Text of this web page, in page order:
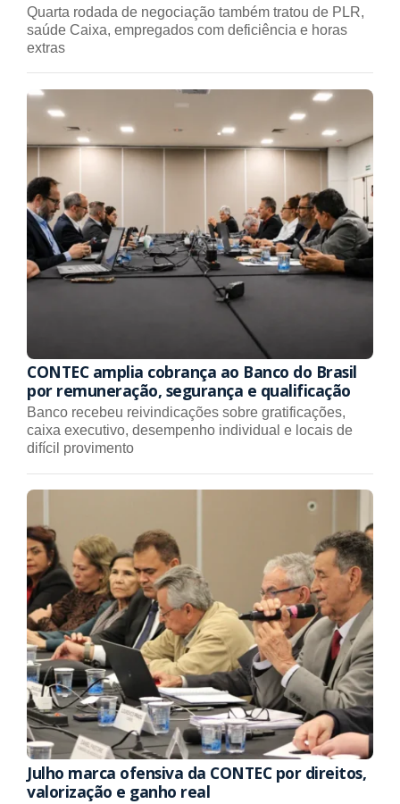
Quarta rodada de negociação também tratou de PLR,
saúde Caixa, empregados com deficiência e horas
extras
CONTEC amplia cobrança ao Banco do Brasil
por remuneração, segurança e qualificação
Banco recebeu reivindicações sobre gratificações,
caixa executivo, desempenho individual e locais de
difícil provimento
Julho marca ofensiva da CONTEC por direitos,
valorização e ganho real